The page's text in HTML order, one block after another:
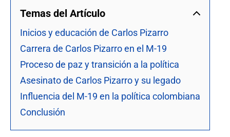
Temas del Artículo
Inicios y educación de Carlos Pizarro
Carrera de Carlos Pizarro en el M-19
Proceso de paz y transición a la política
Asesinato de Carlos Pizarro y su legado
Influencia del M-19 en la política colombiana
Conclusión